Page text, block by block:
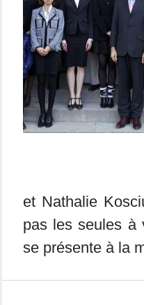
et Nathalie
pas les seules à
se présente à la